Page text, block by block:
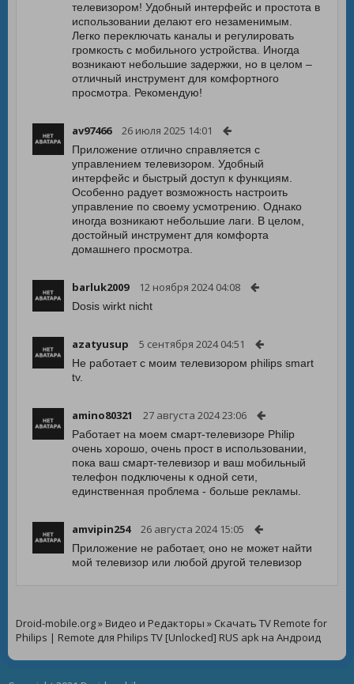
телевизором! Удобный интерфейс и простота в
использовании делают его незаменимым.
Легко переключать каналы и регулировать
громкость с мобильного устройства. Иногда
возникают небольшие задержки, но в целом –
отличный инструмент для комфортного
просмотра. Рекомендую!
av97466 26 июля 2025 14:01
Приложение отлично справляется с
управлением телевизором. Удобный
интерфейс и быстрый доступ к функциям.
Особенно радует возможность настроить
управление по своему усмотрению. Однако
иногда возникают небольшие лаги. В целом,
достойный инструмент для комфорта
домашнего просмотра.
barluk2009 12 ноября 2024 04:08
Dosis wirkt nicht
azatyusup 5 сентября 2024 04:51
Не работает с моим телевизором philips smart
tv.
amino80321 27 августа 2024 23:06
Работает на моем смарт-телевизоре Philip
очень хорошо, очень прост в использовании,
пока ваш смарт-телевизор и ваш мобильный
телефон подключены к одной сети,
единственная проблема - больше рекламы.
amvipin254 26 августа 2024 15:05
Приложение не работает, оно не может найти
мой телевизор или любой другой телевизор
Droid-mobile.org» Видео и Редакторы » Скачать TV Remote for
Philips | Remote для Philips TV [Unlocked] RUS apk на Андроид